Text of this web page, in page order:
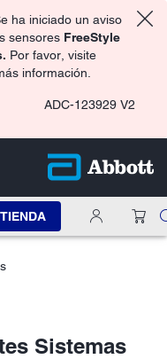
ha iniciado un aviso
sensores FreeStyle
Por favor, visite
información.
ADC-123929 V2
TIENDA
Sistemas